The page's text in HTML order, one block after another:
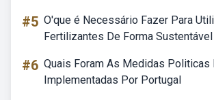
#5 O'que é Necessário Fazer Para
Fertilizantes De Forma Sustentável
#6 Quais Foram As Medidas Politicas
Implementadas Por Portugal